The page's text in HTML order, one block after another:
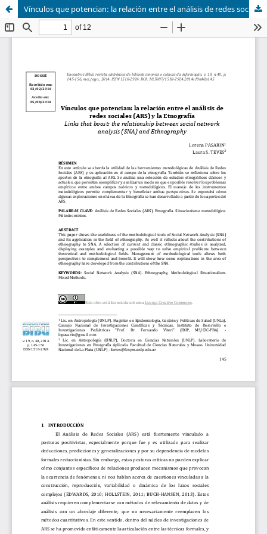
Vínculos que potencian: la relación entre el análisis de redes sociales (ARS) y la Etnografía